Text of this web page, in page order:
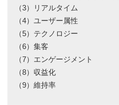
（3）リアルタイム
（4）ユーザー属性
（5）テクノロジー
（6）集客
（7）エンゲージメント
（8）収益化
（9）維持率